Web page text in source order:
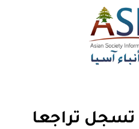
تسجل تراجعا